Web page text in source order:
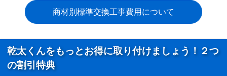
商材別標準交換工事費用について
乾太くんをもっとお得に取り付けましょう！２つ
の割引特典